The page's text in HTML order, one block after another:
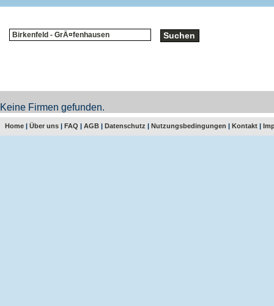
Keine Firmen gefunden.
Home | Über uns | FAQ | AGB | Datenschutz | Nutzungsbedingungen | Kontakt |